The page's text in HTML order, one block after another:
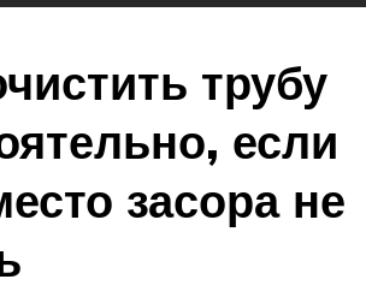
трубу
если
засора не